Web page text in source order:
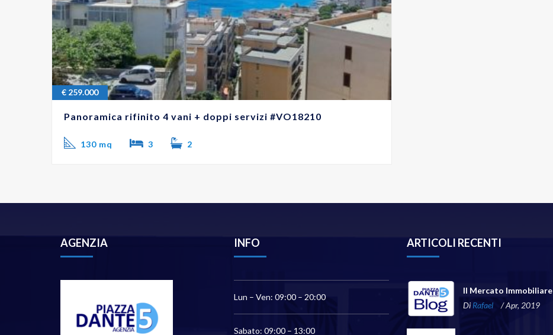
€ 259.000
Panoramica rifinito 4 vani + doppi servizi #VO18210
130 mq 3 2
AGENZIA INFO
Lun – Ven: 09:00 – 20:00
Sabato: 09:00 – 13:00
ARTICOLI RECENTI
Il Mercato Immobiliare
Di Rafael / Apr, 2019